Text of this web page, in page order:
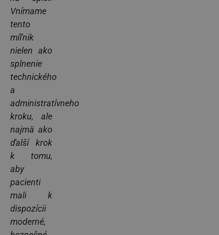
Vnímame
tento
míľnik
nielen ako
splnenie
technického
a
administratívneho
kroku, ale
najmä ako
ďalší krok
k tomu,
aby
pacienti
mali k
dispozícii
moderné,